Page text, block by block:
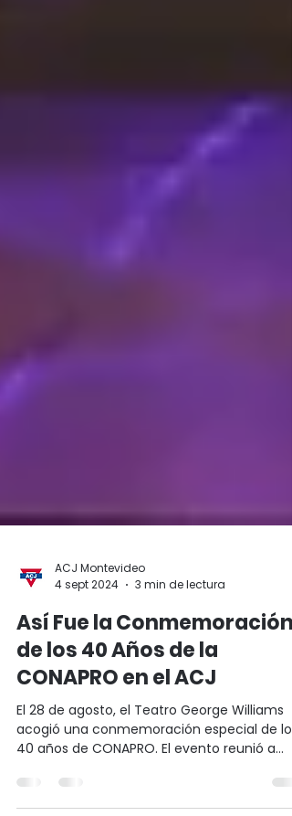
ACJ Montevideo
4 sept 2024
3 min de lectura
Así Fue la Conmemoración
de los 40 Años de la
CONAPRO en el ACJ
acogió una conmemoración especial de los
40 años de CONAPRO. El evento reunió a